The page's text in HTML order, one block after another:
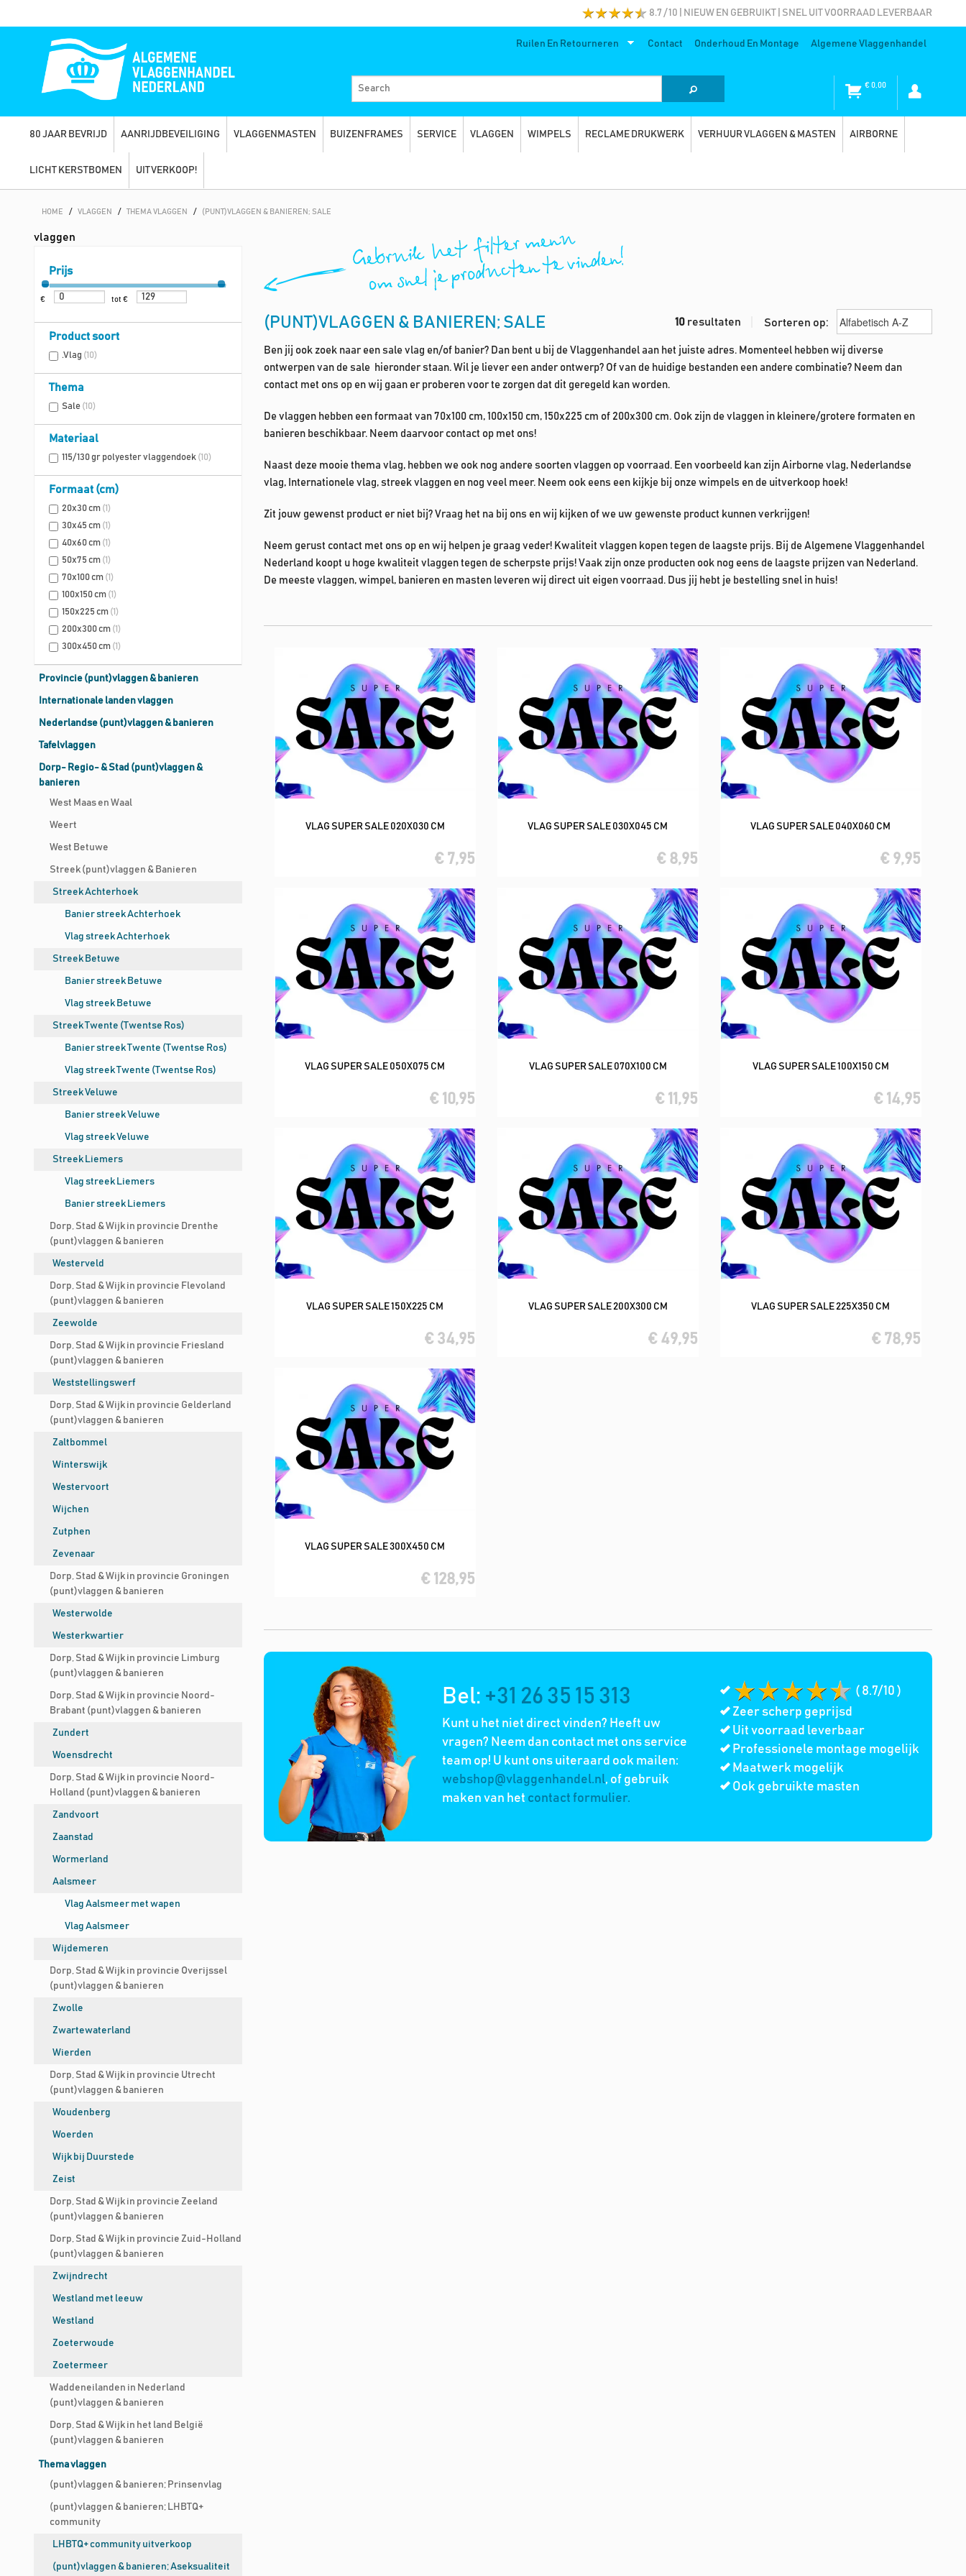
8.7 / 10 | NIEUW EN GEBRUIKT | SNEL UIT VOORRAAD LEVERBAAR
Ruilen En Retourneren Contact Onderhoud En Montage Algemene Vlaggenhandel
€0,00
80 JAAR BEVRIJD AANRIJDBEVEILIGING VLAGGENMASTEN BUIZENFRAMES SERVICE VLAGGEN WIMPELS RECLAME DRUKWERK VERHUUR VLAGGEN & MASTEN AIRBORNE
LICHT KERSTBOMEN UITVERKOOP!
HOME / VLAGGEN / THEMA VLAGGEN / (PUNT)VLAGGEN & BANIEREN; SALE
vlaggen
Prijs
€ tot €
Product soort
.Vlag (10)
Thema
Sale (10)
Materiaal
115/130 gr polyester vlaggendoek (10)
Formaat (cm)
20x30 cm (1)
30x45 cm (1)
40x60 cm (1)
50x75 cm (1)
70x100 cm (1)
100x150 cm (1)
150x225 cm (1)
200x300 cm (1)
300x450 cm (1)
Provincie (punt)vlaggen & banieren
Internationale landen vlaggen
Nederlandse (punt)vlaggen & banieren
Tafelvlaggen
Dorp- Regio- & Stad (punt)vlaggen &
banieren
West Maas en Waal
Weert
West Betuwe
Streek (punt)vlaggen & Banieren
Streek Achterhoek
Banier streek Achterhoek
Vlag streek Achterhoek
Streek Betuwe
Banier streek Betuwe
Vlag streek Betuwe
Streek Twente (Twentse Ros)
Banier streek Twente (Twentse Ros)
Vlag streek Twente (Twentse Ros)
Streek Veluwe
Banier streek Veluwe
Vlag streek Veluwe
Streek Liemers
Vlag streek Liemers
Banier streek Liemers
Dorp, Stad & Wijk in provincie Drenthe
(punt)vlaggen & banieren
Westerveld
Dorp, Stad & Wijk in provincie Flevoland
(punt)vlaggen & banieren
Zeewolde
Dorp, Stad & Wijk in provincie Friesland
(punt)vlaggen & banieren
Weststellingswerf
Dorp, Stad & Wijk in provincie Gelderland
(punt)vlaggen & banieren
Zaltbommel
Winterswijk
Westervoort
Wijchen
Zutphen
Zevenaar
Dorp, Stad & Wijk in provincie Groningen
(punt)vlaggen & banieren
Westerwolde
Westerkwartier
Dorp, Stad & Wijk in provincie Limburg
(punt)vlaggen & banieren
Dorp, Stad & Wijk in provincie Noord-
Brabant (punt)vlaggen & banieren
Zundert
Woensdrecht
Dorp, Stad & Wijk in provincie Noord-
Holland (punt)vlaggen & banieren
Zandvoort
Zaanstad
Wormerland
Aalsmeer
Vlag Aalsmeer met wapen
Vlag Aalsmeer
Wijdemeren
Dorp, Stad & Wijk in provincie Overijssel
(punt)vlaggen & banieren
Zwolle
Zwartewaterland
Wierden
Dorp, Stad & Wijk in provincie Utrecht
(punt)vlaggen & banieren
Woudenberg
Woerden
Wijk bij Duurstede
Zeist
Dorp, Stad & Wijk in provincie Zeeland
(punt)vlaggen & banieren
Dorp, Stad & Wijk in provincie Zuid-Holland
(punt)vlaggen & banieren
Zwijndrecht
Westland met leeuw
Westland
Zoeterwoude
Zoetermeer
Waddeneilanden in Nederland
(punt)vlaggen & banieren
Dorp, Stad & Wijk in het land België
(punt)vlaggen & banieren
Thema vlaggen
(punt)vlaggen & banieren; Prinsenvlag
(punt)vlaggen & banieren; LHBTQ+
community
LHBTQ+ community uitverkoop
(punt)vlaggen & banieren; Aseksualiteit
10 resultaten Sorteren op:
(PUNT)VLAGGEN & BANIEREN; SALE
Ben jij ook zoek naar een sale vlag en/of banier? Dan bent u bij de Vlaggenhandel aan het juiste adres. Momenteel hebben wij diverse
ontwerpen van de sale hieronder staan. Wil je liever een ander ontwerp? Of van de huidige bestanden een andere combinatie? Neem dan
contact met ons op en wij gaan er proberen voor te zorgen dat dit geregeld kan worden.
De vlaggen hebben een formaat van 70x100 cm, 100x150 cm, 150x225 cm of 200x300 cm. Ook zijn de vlaggen in kleinere/grotere formaten en
banieren beschikbaar. Neem daarvoor contact op met ons!
Naast deze mooie thema vlag, hebben we ook nog andere soorten vlaggen op voorraad. Een voorbeeld kan zijn Airborne vlag, Nederlandse
vlag, Internationele vlag, streek vlaggen en nog veel meer. Neem ook eens een kijkje bij onze wimpels en de uitverkoop hoek!
Zit jouw gewenst product er niet bij? Vraag het na bij ons en wij kijken of we uw gewenste product kunnen verkrijgen!
Neem gerust contact met ons op en wij helpen je graag veder! Kwaliteit vlaggen kopen tegen de laagste prijs. Bij de Algemene Vlaggenhandel
Nederland koopt u hoge kwaliteit vlaggen tegen de scherpste prijs! Vaak zijn onze producten ook nog eens de laagste prijzen van Nederland.
De meeste vlaggen, wimpel, banieren en masten leveren wij direct uit eigen voorraad. Dus jij hebt je bestelling snel in huis!
In winkelwagen
VLAG SUPER SALE 020X030 CM
€ 7,95
In winkelwagen
VLAG SUPER SALE 030X045 CM
€ 8,95
In winkelwagen
VLAG SUPER SALE 040X060 CM
€ 9,95
In winkelwagen
VLAG SUPER SALE 050X075 CM
€ 10,95
In winkelwagen
VLAG SUPER SALE 070X100 CM
€ 11,95
In winkelwagen
VLAG SUPER SALE 100X150 CM
€ 14,95
In winkelwagen
VLAG SUPER SALE 150X225 CM
€ 34,95
In winkelwagen
VLAG SUPER SALE 200X300 CM
€ 49,95
In winkelwagen
VLAG SUPER SALE 225X350 CM
€ 78,95
In winkelwagen
VLAG SUPER SALE 300X450 CM
€ 128,95
Bel: +31 26 35 15 313
Kunt u het niet direct vinden? Heeft uw
vragen? Neem dan contact met ons service
team op! U kunt ons uiteraard ook mailen:
webshop@vlaggenhandel.nl, of gebruik
maken van het contact formulier.
( 8.7/10 )
Zeer scherp geprijsd
Uit voorraad leverbaar
Professionele montage mogelijk
Maatwerk mogelijk
Ook gebruikte masten